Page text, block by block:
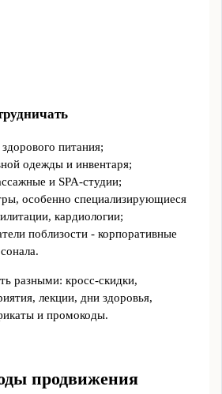
питания;
одежды и инвентаря;
и SPA-студии;
особенно специализирующиеся
кардиологии;
поблизости - корпоративные
разными: кросс-скидки,
лекции, дни здоровья,
и промокоды.
продвижения